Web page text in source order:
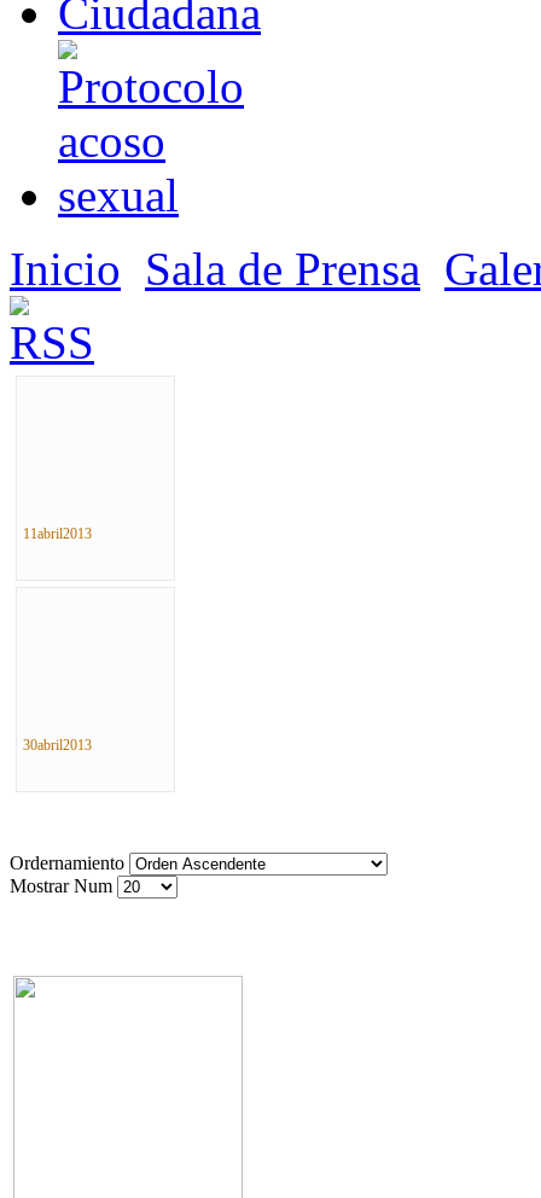
Inicio Sala de Prensa
11abril2013
30abril2013
Ordernamiento
Mostrar Num